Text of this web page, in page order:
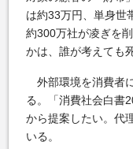
は約33万円、単身世
約300万社が凌ぎを
かは、誰が考えても
外部環境を消費者
る。「消費社会白書
から提案したい。代
いる。